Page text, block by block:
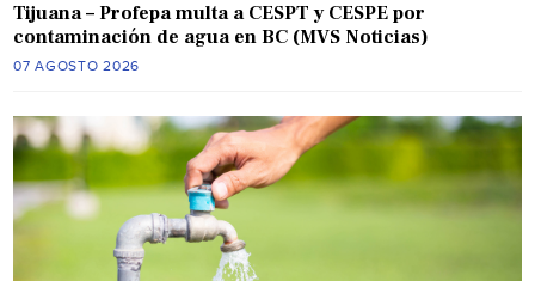
Tijuana – Profepa multa a CESPT y CESPE por
contaminación de agua en BC (MVS Noticias)
07 AGOSTO 2026